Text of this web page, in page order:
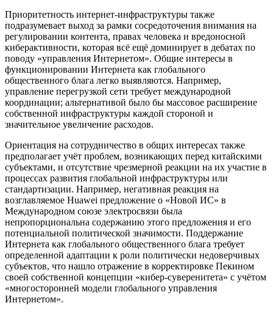
Приоритетность интернет-инфраструктуры также
подразумевает выход за рамки сосредоточения внимания на
регулировании контента, правах человека и вредоносной
киберактивности, которая всё ещё доминирует в дебатах по
поводу «управления Интернетом». Общие интересы в
функционировании Интернета как глобального
общественного блага легко выявляются. Например,
управление перегрузкой сети требует международной
координации; альтернативой было бы массовое расширение
собственной инфраструктуры каждой стороной и
значительное увеличение расходов.
Ориентация на сотрудничество в общих интересах также
предполагает учёт проблем, возникающих перед китайскими
субъектами, и отсутствие чрезмерной реакции на их участие в
процессах развития глобальной инфраструктуры или
стандартизации. Например, негативная реакция на
возглавляемое Huawei предложение о «Новой ИС» в
Международном союзе электросвязи была
непропорциональна содержанию этого предложения и его
потенциальной политической значимости. Поддержание
Интернета как глобального общественного блага требует
определенной адаптации к роли политически недоверчивых
субъектов, что нашло отражение в корректировке Пекином
своей собственной концепции «кибер-суверенитета» с учётом
«многосторонней модели глобального управления
Интернетом».